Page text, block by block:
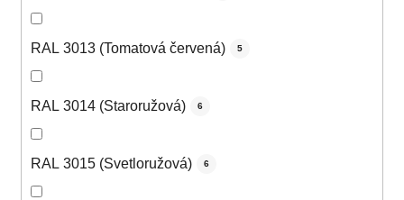
RAL 3013 (Tomatová červená) 5
RAL 3014 (Staroružová) 6
RAL 3015 (Svetloružová) 6